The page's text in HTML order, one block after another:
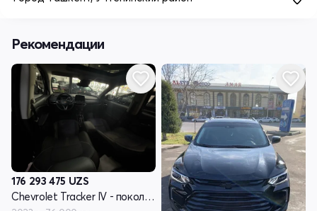
Рекомендации
176 293 475 UZS
Chevrolet Tracker IV - поколение